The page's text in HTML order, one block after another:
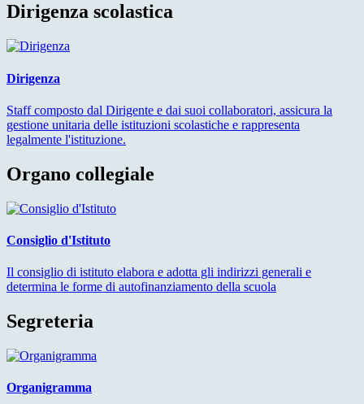
Dirigenza scolastica
Dirigenza
Staff composto dal Dirigente e dai suoi collaboratori, assicura la
gestione unitaria delle istituzioni scolastiche e rappresenta
legalmente l'istituzione.
Organo collegiale
Consiglio d'Istituto
Il consiglio di istituto elabora e adotta gli indirizzi generali e
determina le forme di autofinanziamento della scuola
Segreteria
Organigramma